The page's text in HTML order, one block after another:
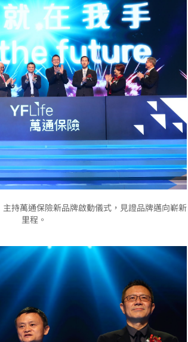
持萬通保險新品牌啟動儀式，見證品牌邁向嶄新
里程。